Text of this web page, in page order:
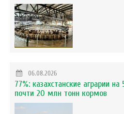
06.08.2026
77%: казахстанские аграрии на
почти 20 млн тонн кормов